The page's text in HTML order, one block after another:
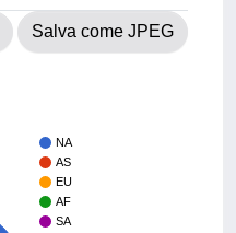
Salva come JPEG
NA
AS
EU
AF
SA